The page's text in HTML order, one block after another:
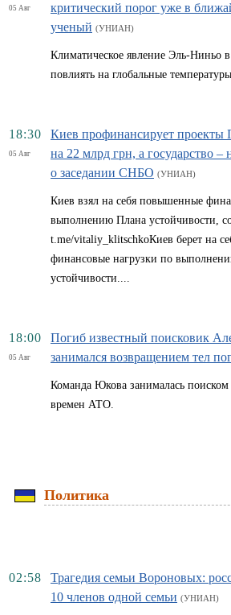
05 Авг
критический порог уже в
ученый (УНИАН)
Климатическое явление Эль-Ниньо
повлиять на глобальные
18:30
05 Авг
Киев профинансирует проекты
на 22 млрд грн, а государство
о заседании СНБО (УНИАН)
Киев взял на себя повышенные
выполнению Плана устойчивости,
t.me/vitaliy_klitschkoКиев берет на
финансовые нагрузки по
устойчивости....
18:00
05 Авг
Погиб известный поисковик
занимался возвращением тел
Команда Юкова занималась
времен АТО.
Политика
02:58
Трагедия семьи Вороновых:
10 членов одной семьи (УНИАН)